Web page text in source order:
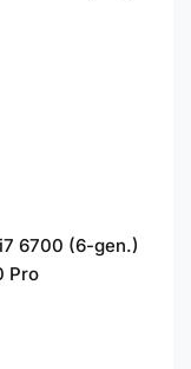
6700 (6-gen.)
Pro